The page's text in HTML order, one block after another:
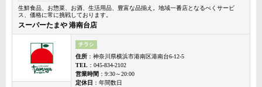
生鮮食品、お惣菜、お酒、生活用品、豊富な品揃え。地域一番店となるべくサービ
ス、価格に常に挑戦しております。
スーパーたまや 港南台店
チラシ
住所 ：神奈川県横浜市港南区港南台6-12-5
TEL ：045-834-2102
営業時間 ：9:30～20:00
定休日 ：年間数日